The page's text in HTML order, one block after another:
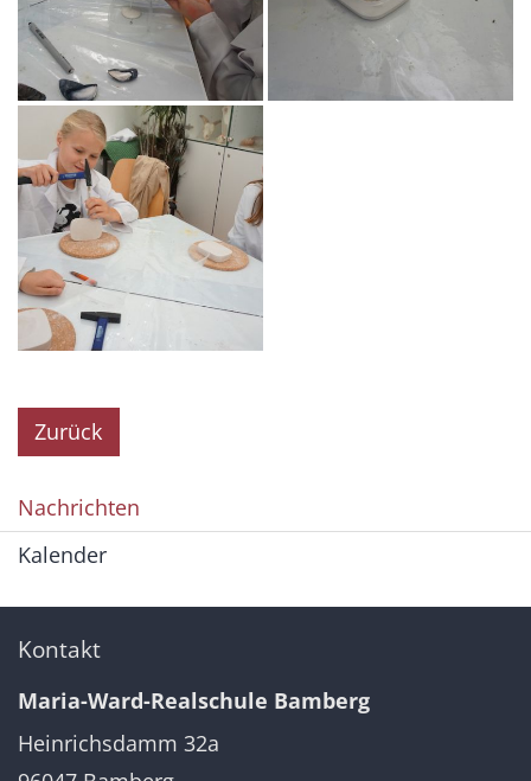
Zurück
Nachrichten
Kalender
Kontakt
Maria-Ward-Realschule Bamberg
Heinrichsdamm 32a